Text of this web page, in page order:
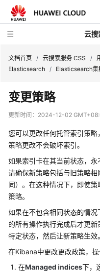
云搜
最
动
态
服
公
告
产
品
介
文档首页 / 云搜索服务 CSS /
Elasticsearch / Elasticsearch集
变更策略
更新时间： 2024-12-02
您可以更改任何托管索引策
策略更改不会破坏索引。
如果索引卡在其当前状态，永
请确保新策略包括与旧策略
同）。在这种情况下，即使
策略。
如果在不包含相同状态的情
的所有操作执行完成后才更
特定状态，然后让新策略生效。
在Kibana中更改更改政策，操
在Managed indices下，